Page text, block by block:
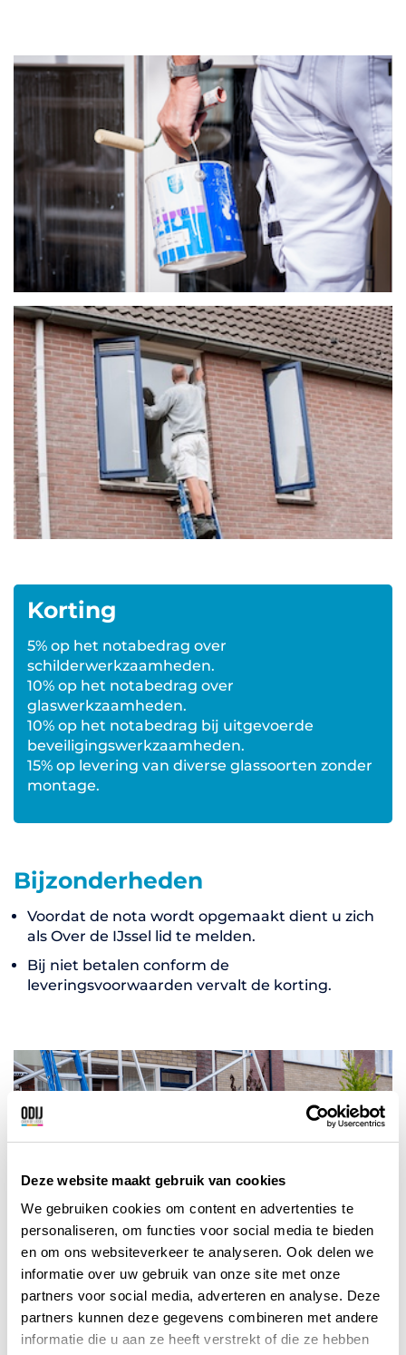
Deze website maakt gebruik van cookies
We gebruiken cookies om content en advertenties te
personaliseren, om functies voor social media te bieden
en om ons websiteverkeer te analyseren. Ook delen we
informatie over uw gebruik van onze site met onze
partners voor social media, adverteren en analyse. Deze
partners kunnen deze gegevens combineren met andere
informatie die u aan ze heeft verstrekt of die ze hebben
Korting
5% op het notabedrag over
schilderwerkzaamheden.
10% op het notabedrag over
glaswerkzaamheden.
10% op het notabedrag bij uitgevoerde
beveiligingswerkzaamheden.
15% op levering van diverse glassoorten zonder
montage.
Bijzonderheden
Voordat de nota wordt opgemaakt dient u zich
als Over de IJssel lid te melden.
Bij niet betalen conform de
leveringsvoorwaarden vervalt de korting.
Vorige korting Volgende korting